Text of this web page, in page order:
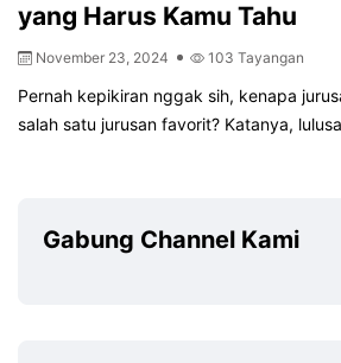
yang Harus Kamu Tahu
November 23, 2024 103 Tayangan
Pernah kepikiran nggak sih, kenapa
salah satu jurusan favorit? Katanya,
Gabung Channel Kami